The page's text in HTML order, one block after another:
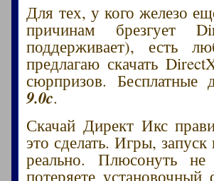
Для тех, у кого железо
причинам брезгует
поддерживает), есть
предлагаю скачать
сюрпризов. Бесплатные
9.0c.
Скачай Директ Икс
это сделать. Игры,
реально. Плюсонуть
потеряете